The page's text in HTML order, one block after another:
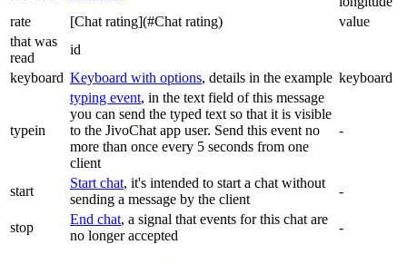
rate
[Chat rating](#Chat rating)
value
that was
read
id
keyboard Keyboard with options, details in the example keyboard
typein
typing event, in the text field of this message
you can send the typed text so that it is visible
to the JivoChat app user. Send this event no
more than once every 5 seconds from one
client
-
start
Start chat, it's intended to start a chat without
sending a message by the client
-
stop
End chat, a signal that events for this chat are
no longer accepted
-